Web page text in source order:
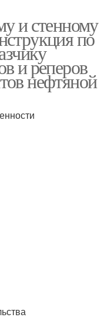
и стенному
по
и реперов
нефтяной